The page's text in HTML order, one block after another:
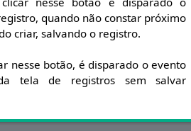
quando não constar próximo
criar, salvando o registro.
nesse botão, é disparado o evento
tela de registros sem salvar